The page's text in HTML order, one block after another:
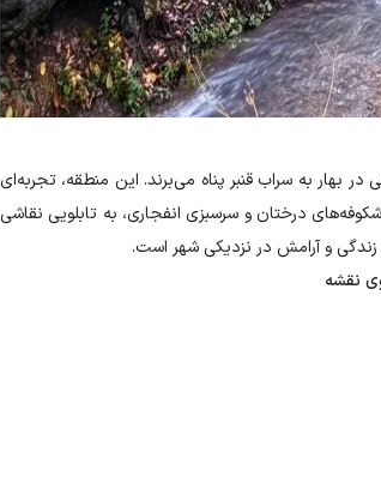
بهار به سراب قنبر پناه می‌برند. این منطقه، تجربه‌ای
درختان و سرسبزی انفجاری، به تابلویی نقاشی
و آرامش در نزدیکی شهر است.
نقشه